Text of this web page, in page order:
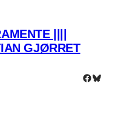
||||
GJØRRET